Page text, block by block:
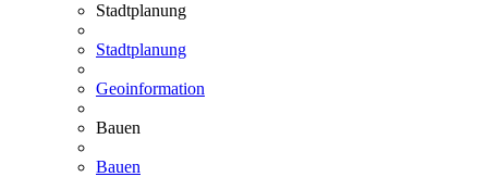
Stadtplanung
Stadtplanung
Geoinformation
Bauen
Bauen